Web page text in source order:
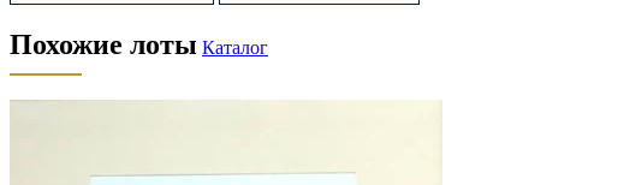
Похожие лоты Каталог